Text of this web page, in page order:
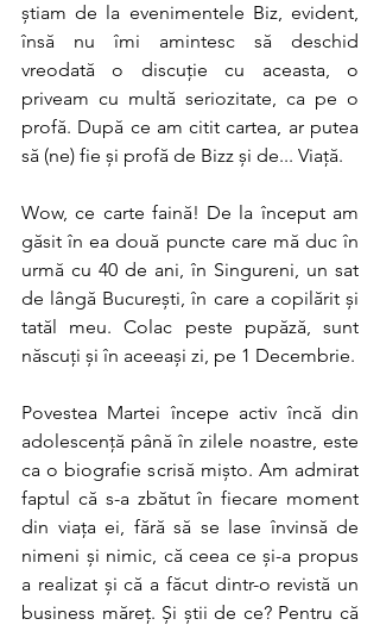
știam de la evenimentele Biz, evident,
însă nu îmi amintesc să deschid
vreodată o discuție cu aceasta, o
priveam cu multă seriozitate, ca pe o
profă. După ce am citit cartea, ar putea
să (ne) fie și profă de Bizz și de... Viață.
Wow, ce carte faină! De la început am
găsit în ea două puncte care mă duc în
urmă cu 40 de ani, în Singureni, un sat
de lângă București, în care a copilărit și
tatăl meu. Colac peste pupăză, sunt
născuți și în aceeași zi, pe 1 Decembrie.
Povestea Martei începe activ încă din
adolescență până în zilele noastre, este
ca o biografie scrisă mișto. Am admirat
faptul că s-a zbătut în fiecare moment
din viața ei, fără să se lase învinsă de
nimeni și nimic, că ceea ce și-a propus
a realizat și că a făcut dintr-o revistă un
business măreț. Și știi de ce? Pentru că